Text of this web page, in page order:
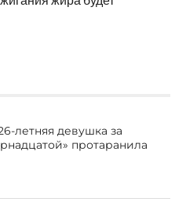
летняя девушка за
протаранила